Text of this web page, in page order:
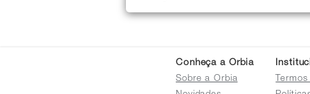
Conheça a Orbia
Sobre a Orbia